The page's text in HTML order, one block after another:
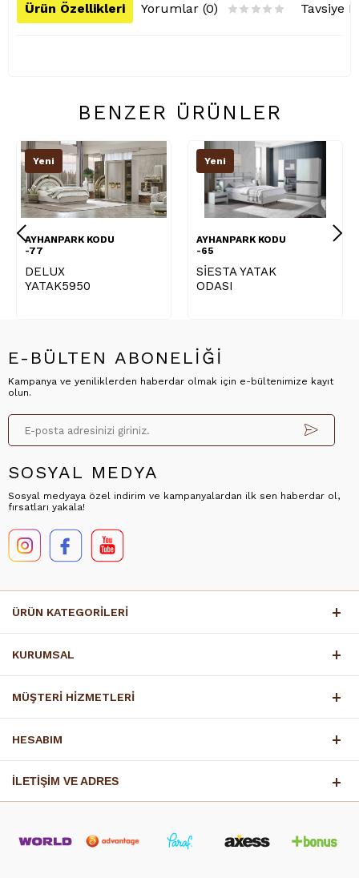
Ürün Özellikleri Yorumlar (0) Tavsiye
BENZER ÜRÜNLER
Yeni
AYHANPARK KODU
DELUX
YATAK5950
Yeni
AYHANPARK KODU
SİESTA YATAK
ODASI
E-BÜLTEN ABONELİĞİ
Kampanya ve yeniliklerden haberdar olmak için e-bültenimize kayıt
olun.
SOSYAL MEDYA
Sosyal medyaya özel indirim ve kampanyalardan ilk sen haberdar ol,
fırsatları yakala!
ÜRÜN KATEGORİLERİ
KURUMSAL
MÜŞTERİ HİZMETLERİ
HESABIM
İLETİŞİM VE ADRES